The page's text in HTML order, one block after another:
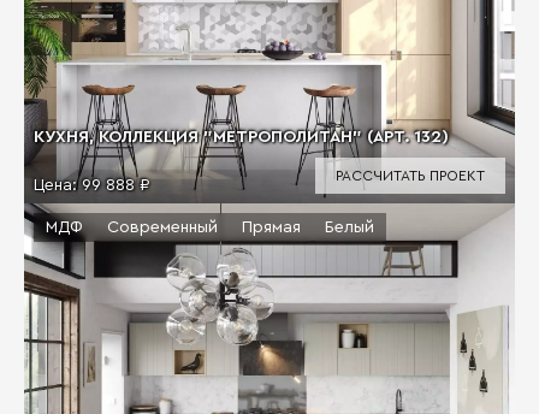
КУХНЯ, КОЛЛЕКЦИЯ "МЕТРОПОЛИТАН" (АРТ. 132)
Цена:99 888 ₽
РАССЧИТАТЬ ПРОЕКТ
МДФ Современный Прямая Белый